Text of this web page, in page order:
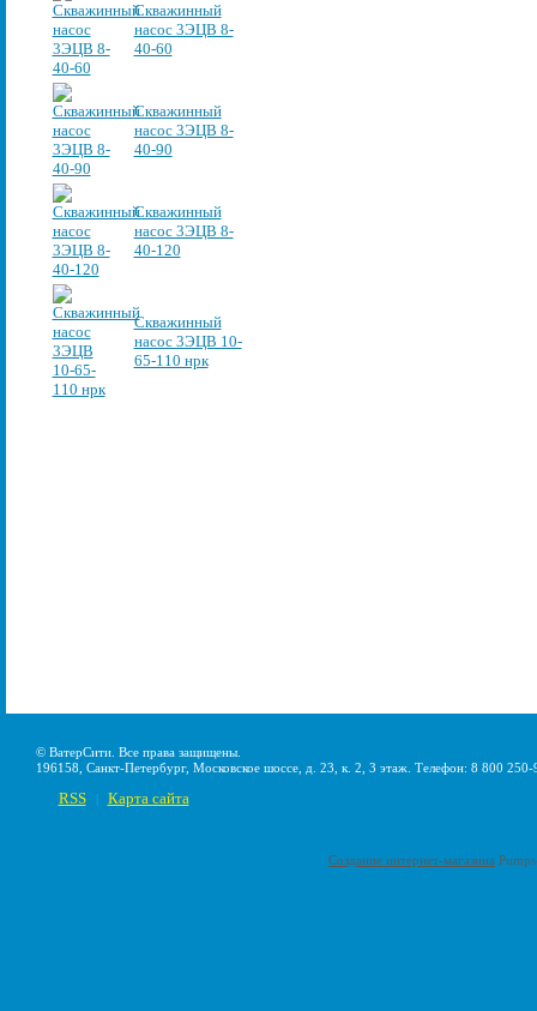
Скважинный
насос 3ЭЦВ 8-
40-60
Скважинный
насос 3ЭЦВ 8-
40-90
Скважинный
насос 3ЭЦВ 8-
40-120
Скважинный
насос 3ЭЦВ 10-
65-110 нрк
© ВатерСити. Все права защищены.
196158, Санкт-Петербург, Московское шоссе, д. 23, к. 2, 3 этаж. Телефон: 8 800
RSS Карта сайта
Создание интернет-магазина